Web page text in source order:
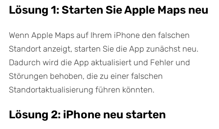
Lösung 1: Starten Sie Apple Maps neu
Wenn Apple Maps auf Ihrem iPhone den falschen
Standort anzeigt, starten Sie die App zunächst neu.
Dadurch wird die App aktualisiert und Fehler und
Störungen behoben, die zu einer falschen
Standortaktualisierung führen könnten.
Lösung 2: iPhone neu starten